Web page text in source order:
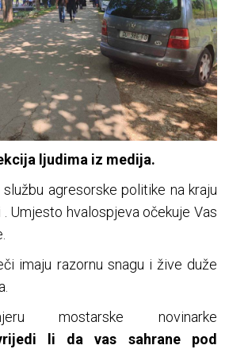
ljudima iz medija.
agresorske politike na kraju
Umjesto hvalospjeva očekuje Vas
imaju razornu snagu i žive duže
mostarske novinarke
li da vas sahrane pod